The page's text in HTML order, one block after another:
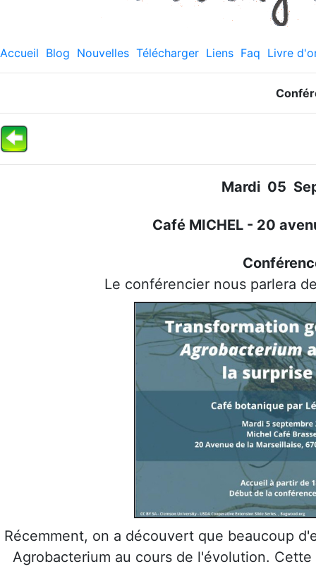
Accueil Blog Nouvelles Télécharger Liens Faq Livre
Mardi 05
Café MICHEL - 20
Le conférencier nous parlera
Récemment, on a découvert que beaucoup
Agrobacterium au cours de l'évolution.